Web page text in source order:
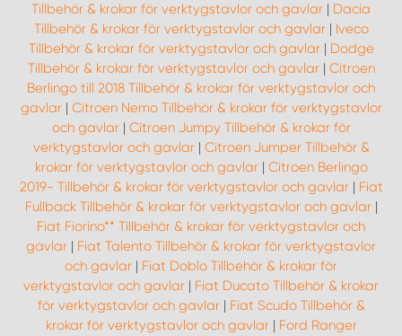
Tillbehör & krokar för verktygstavlor och gavlar | Dacia
Tillbehör & krokar för verktygstavlor och gavlar| Iveco
Tillbehör & krokar för verktygstavlor och gavlar| Dodge
Tillbehör & krokar för verktygstavlor och gavlar| Citroen
Berlingo till 2018 Tillbehör & krokar för verktygstavlor och
gavlar| Citroen Nemo Tillbehör & krokar för verktygstavlor
och gavlar| Citroen Jumpy Tillbehör & krokar för
verktygstavlor och gavlar| Citroen Jumper Tillbehör &
krokar för verktygstavlor och gavlar| Citroen Berlingo
2019- Tillbehör & krokar för verktygstavlor och gavlar| Fiat
Fullback Tillbehör & krokar för verktygstavlor och gavlar|
Fiat Fiorino** Tillbehör & krokar för verktygstavlor och
gavlar | Fiat Talento Tillbehör & krokar för verktygstavlor
och gavlar | Fiat Doblo Tillbehör & krokar för
verktygstavlor och gavlar | Fiat Ducato Tillbehör & krokar
för verktygstavlor och gavlar| Fiat Scudo Tillbehör &
krokar för verktygstavlor och gavlar| Ford Ranger